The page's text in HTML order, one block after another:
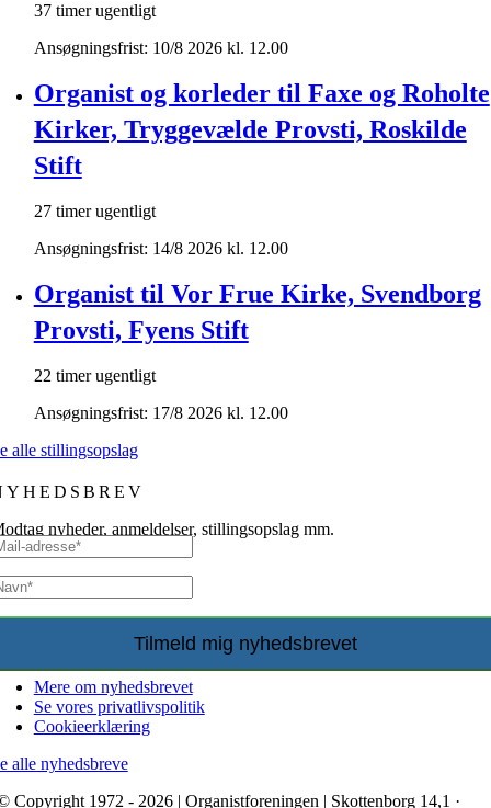
37 timer ugentligt
Ansøgningsfrist: 10/8 2026 kl. 12.00
Organist og korleder til Faxe og Roholte
Kirker, Tryggevælde Provsti, Roskilde
Stift
27 timer ugentligt
Ansøgningsfrist: 14/8 2026 kl. 12.00
Organist til Vor Frue Kirke, Svendborg
Provsti, Fyens Stift
22 timer ugentligt
Ansøgningsfrist: 17/8 2026 kl. 12.00
alle stillingsopslag
nyheder, anmeldelser, stillingsopslag mm.
Mere om nyhedsbrevet
Se vores privatlivspolitik
Cookieerklæring
alle nyhedsbreve
Copyright 1972 - 2026 | Organistforeningen | Skottenborg 14,1 ·